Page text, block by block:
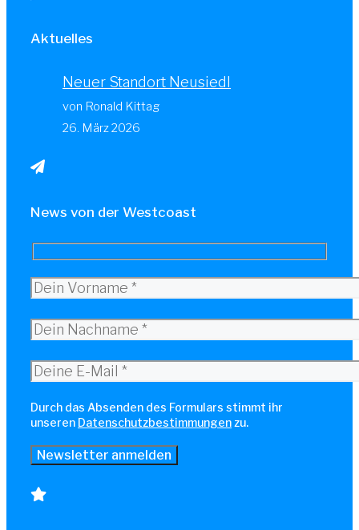
Aktuelles
Neuer Standort Neusiedl
von Ronald Kittag
26. März 2026
News von der Westcoast
Durch das Absenden des Formulars stimmt ihr
unseren Datenschutzbestimmungen zu.